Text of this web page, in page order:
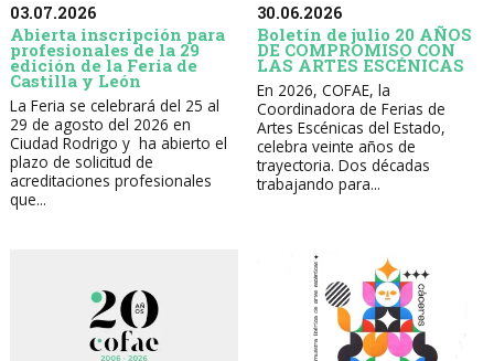
03.07.2026
Abierta inscripción para
profesionales de la 29
edición de la Feria de
Castilla y León
La Feria se celebrará del 25 al
29 de agosto del 2026 en
Ciudad Rodrigo y ha abierto el
plazo de solicitud de
acreditaciones profesionales
que...
30.06.2026
Boletín de julio 20 AÑOS
DE COMPROMISO CON
LAS ARTES ESCÉNICAS
En 2026, COFAE, la
Coordinadora de Ferias de
Artes Escénicas del Estado,
celebra veinte años de
trayectoria. Dos décadas
trabajando para...